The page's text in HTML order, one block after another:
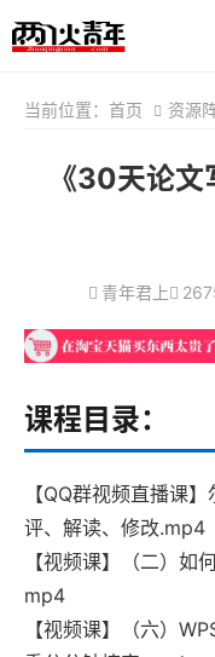
当前位置： 首页 资源
《30天论
青年君上
课程目录：
【QQ群视频直播课
评、解读、修改.mp4
【视频课】（二）如
mp4
【视频课】（六）